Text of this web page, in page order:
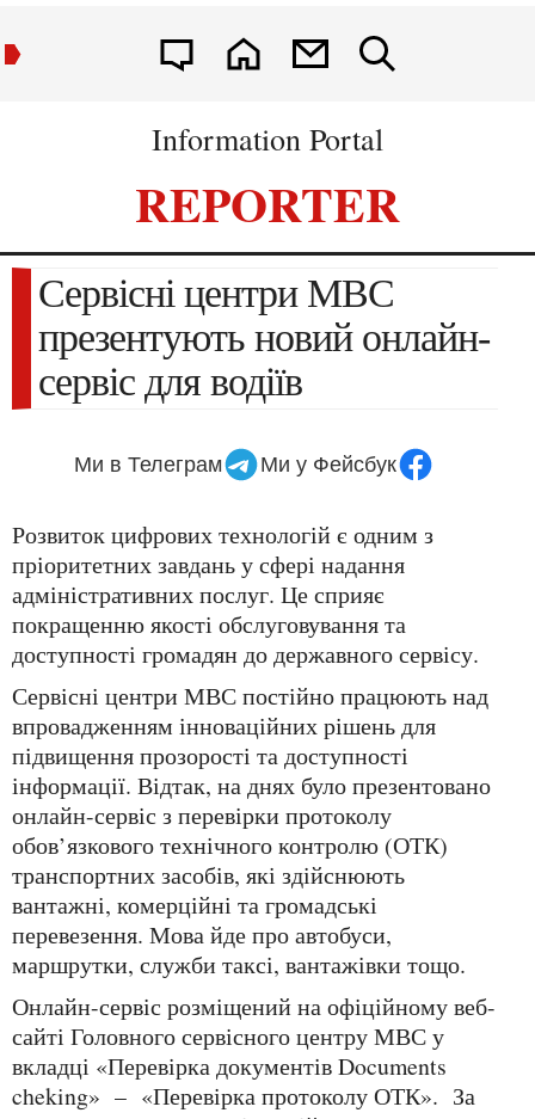
Information Portal
REPORTER
Сервісні центри МВС
презентують новий онлайн-
сервіс для водіїв
Ми в Телеграм Ми у Фейсбук
Розвиток цифрових технологій є одним з
пріоритетних завдань у сфері надання
адміністративних послуг. Це сприяє
покращенню якості обслуговування та
доступності громадян до державного сервісу.
Сервісні центри МВС постійно працюють над
впровадженням інноваційних рішень для
підвищення прозорості та доступності
інформації. Відтак, на днях було презентовано
онлайн-сервіс з перевірки протоколу
обов’язкового технічного контролю (ОТК)
транспортних засобів, які здійснюють
вантажні, комерційні та громадські
перевезення. Мова йде про автобуси,
маршрутки, служби таксі, вантажівки тощо.
Онлайн-сервіс розміщений на офіційному веб-
сайті Головного сервісного центру МВС у
вкладці «Перевірка документів Documents
cheking» – «Перевірка протоколу ОТК». За